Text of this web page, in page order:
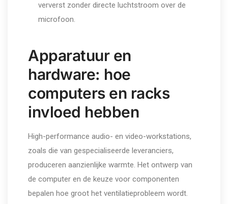
ververst zonder directe luchtstroom over de
microfoon.
Apparatuur en
hardware: hoe
computers en racks
invloed hebben
High-performance audio- en video-workstations,
zoals die van gespecialiseerde leveranciers,
produceren aanzienlijke warmte. Het ontwerp van
de computer en de keuze voor componenten
bepalen hoe groot het ventilatieprobleem wordt.